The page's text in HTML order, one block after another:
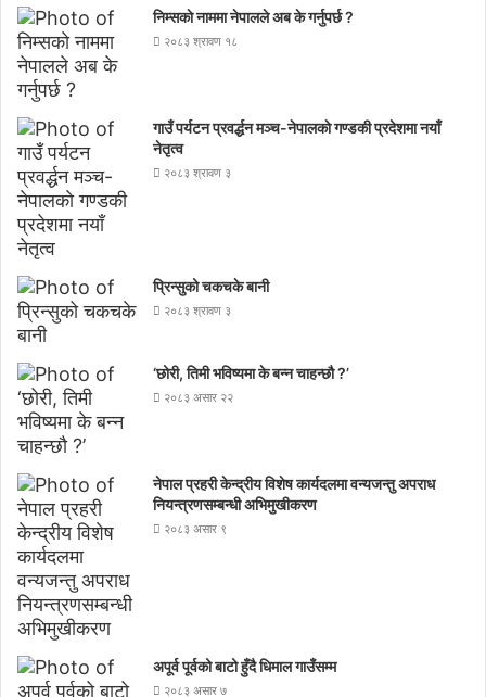
निम्सकाे नाममा नेपालले अब के गर्नुपर्छ ?
२०८३ श्रावण १८
गाउँ पर्यटन प्रवर्द्धन मञ्च-नेपालकाे गण्डकी प्रदेशमा नयाँ
नेतृत्व
२०८३ श्रावण ३
प्रिन्सुको चकचके बानी
२०८३ श्रावण ३
‘छोरी, तिमी भविष्यमा के बन्न चाहन्छौ ?’
२०८३ असार २२
नेपाल प्रहरी केन्द्रीय विशेष कार्यदलमा वन्यजन्तु अपराध
नियन्त्रणसम्बन्धी अभिमुखीकरण
२०८३ असार ९
अपूर्व पूर्वको बाटो हुँदै धिमाल गाउँसम्म
२०८३ असार ७